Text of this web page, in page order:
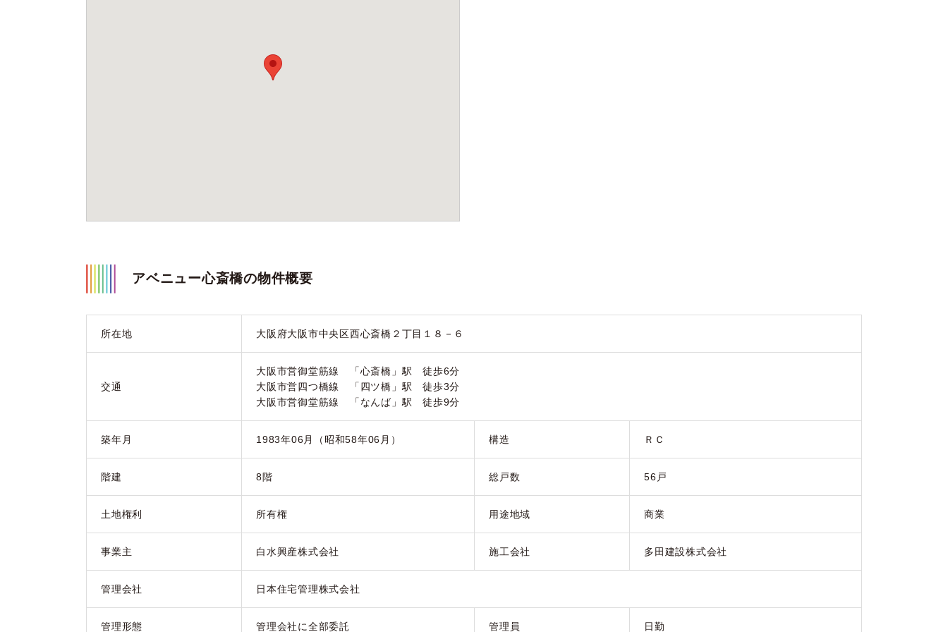
アベニュー心斎橋の物件概要
所在地 大阪府大阪市中央区西心斎橋２丁目１８－６
交通
大阪市営御堂筋線 「心斎橋」駅 徒歩6分
大阪市営四つ橋線 「四ツ橋」駅 徒歩3分
大阪市営御堂筋線 「なんば」駅 徒歩9分
築年月 1983年06月（昭和58年06月） 構造 ＲＣ
階建 8階 総戸数 56戸
土地権利 所有権 用途地域 商業
事業主 白水興産株式会社 施工会社 多田建設株式会社
管理会社 日本住宅管理株式会社
管理形態 管理会社に全部委託 管理員 日勤